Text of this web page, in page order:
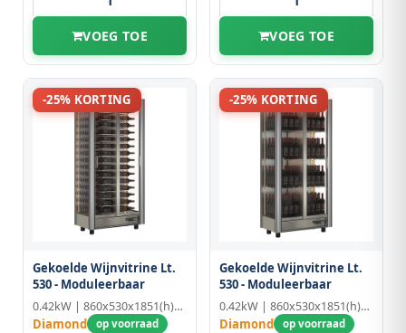
VOEG TOE VOEG TOE
-25% KORTING
Gekoelde Wijnvitrine Lt.
530 - Moduleerbaar
0.42kW | 860x530x1851(h)mm
Diamond op voorraad
-25% KORTING
Gekoelde Wijnvitrine Lt.
530 - Moduleerbaar
0.42kW | 860x530x1851(h)mm
Diamond op voorraad